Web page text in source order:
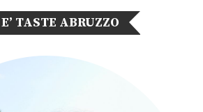
TASTE ABRUZZO